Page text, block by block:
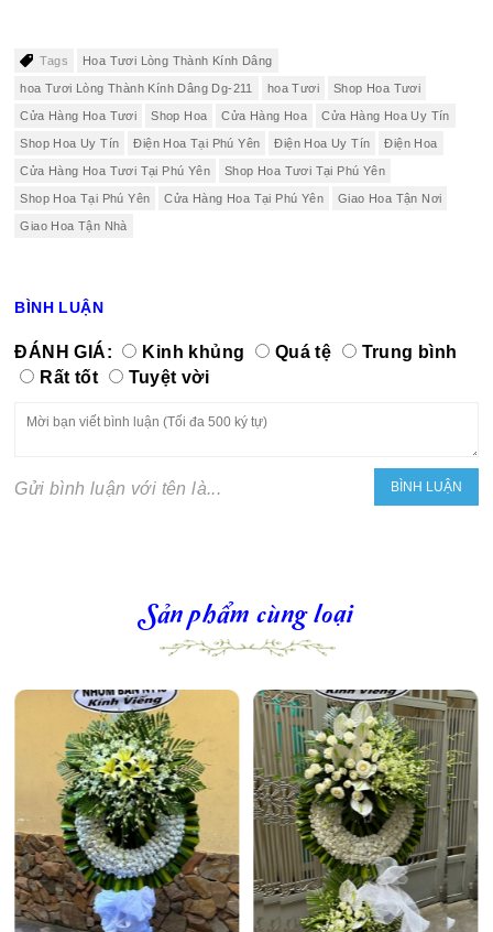
Tags Hoa Tươi Lòng Thành Kính Dâng
hoa Tươi Lòng Thành Kính Dâng Dg-211 hoa Tươi Shop Hoa Tươi
Cửa Hàng Hoa Tươi Shop Hoa Cửa Hàng Hoa Cửa Hàng Hoa Uy Tín
Shop Hoa Uy Tín Điện Hoa Tại Phú Yên Điện Hoa Uy Tín Điện Hoa
Cửa Hàng Hoa Tươi Tại Phú Yên Shop Hoa Tươi Tại Phú Yên
Shop Hoa Tại Phú Yên Cửa Hàng Hoa Tại Phú Yên Giao Hoa Tận Nơi
Giao Hoa Tận Nhà
BÌNH LUẬN
ĐÁNH GIÁ: Kinh khủng Quá tệ
Trung bình
Rất tốt
Tuyệt vời
Gửi bình luận với tên là...
Sản phẩm cùng loại